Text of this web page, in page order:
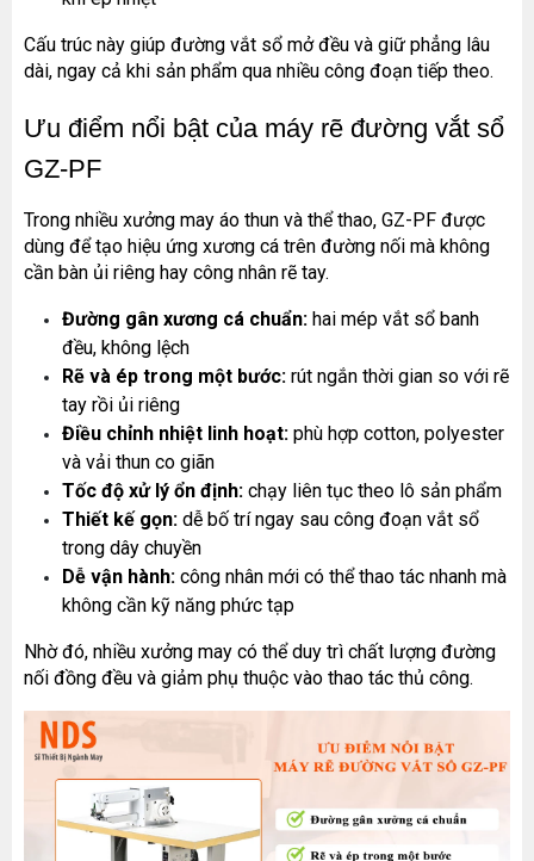
Cấu trúc này giúp đường vắt sổ mở đều và giữ phẳng lâu
dài, ngay cả khi sản phẩm qua nhiều công đoạn tiếp theo.
Ưu điểm nổi bật của máy rẽ đường vắt sổ
GZ-PF
Trong nhiều xưởng may áo thun và thể thao, GZ-PF được
dùng để tạo hiệu ứng xương cá trên đường nối mà không
cần bàn ủi riêng hay công nhân rẽ tay.
Đường gân xương cá chuẩn: hai mép vắt sổ banh
đều, không lệch
Rẽ và ép trong một bước: rút ngắn thời gian so với rẽ
tay rồi ủi riêng
Điều chỉnh nhiệt linh hoạt: phù hợp cotton, polyester
và vải thun co giãn
Tốc độ xử lý ổn định: chạy liên tục theo lô sản phẩm
Thiết kế gọn: dễ bố trí ngay sau công đoạn vắt sổ
trong dây chuyền
Dễ vận hành: công nhân mới có thể thao tác nhanh mà
không cần kỹ năng phức tạp
Nhờ đó, nhiều xưởng may có thể duy trì chất lượng đường
nối đồng đều và giảm phụ thuộc vào thao tác thủ công.